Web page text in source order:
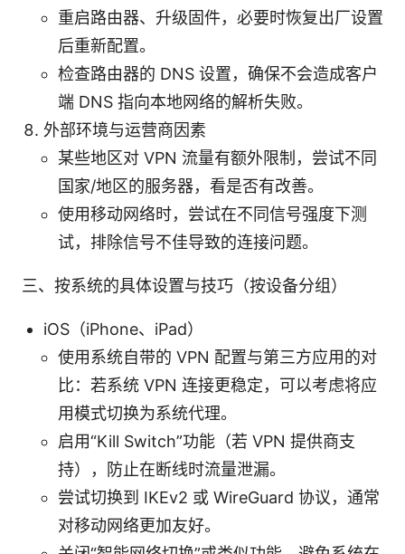
重启路由器、升级固件，必要时恢复出厂设置
后重新配置。
检查路由器的 DNS 设置，确保不会造成客户
端 DNS 指向本地网络的解析失败。
外部环境与运营商因素
某些地区对 VPN 流量有额外限制，尝试不同
国家/地区的服务器，看是否有改善。
使用移动网络时，尝试在不同信号强度下测
试，排除信号不佳导致的连接问题。
三、按系统的具体设置与技巧（按设备分组）
iOS（iPhone、iPad）
使用系统自带的 VPN 配置与第三方应用的对
比：若系统 VPN 连接更稳定，可以考虑将应
用模式切换为系统代理。
启用“Kill Switch”功能（若 VPN 提供商支
持），防止在断线时流量泄漏。
尝试切换到 IKEv2 或 WireGuard 协议，通常
对移动网络更加友好。